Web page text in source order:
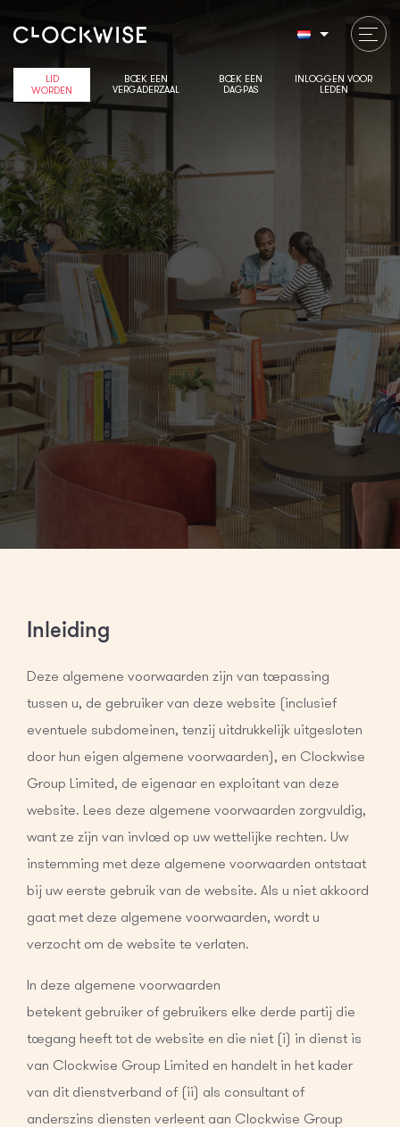
LID
WORDEN
BOEK EEN
VERGADERZAAL
BOEK EEN
DAGPAS
INLOGGEN VOOR
LEDEN
Inleiding
Deze algemene voorwaarden zijn van toepassing
tussen u, de gebruiker van deze website (inclusief
eventuele subdomeinen, tenzij uitdrukkelijk uitgesloten
door hun eigen algemene voorwaarden), en Clockwise
Group Limited, de eigenaar en exploitant van deze
website. Lees deze algemene voorwaarden zorgvuldig,
want ze zijn van invloed op uw wettelijke rechten. Uw
instemming met deze algemene voorwaarden ontstaat
bij uw eerste gebruik van de website. Als u niet akkoord
gaat met deze algemene voorwaarden, wordt u
verzocht om de website te verlaten.
In deze algemene voorwaarden
betekent gebruiker of gebruikers elke derde partij die
toegang heeft tot de website en die niet (i) in dienst is
van Clockwise Group Limited en handelt in het kader
van dit dienstverband of (ii) als consultant of
anderszins diensten verleent aan Clockwise Group